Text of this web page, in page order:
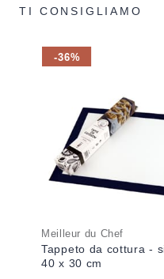
TI CONSIGLIAMO
-36%
Meilleur du Chef
Tappeto da cottura -
40 x 30 cm